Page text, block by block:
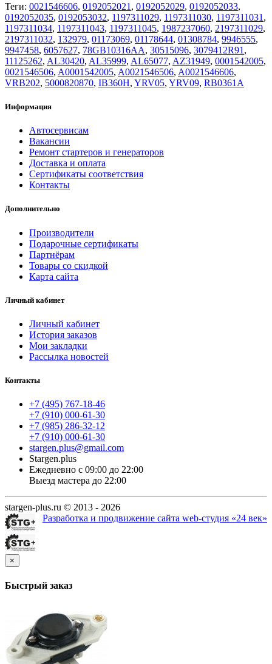
Теги: 0021546606, 0192052021 , 0192052029, 0192052033,
0192052035, 0192053032, 1197311029, 1197311030, 1197311031 ,
1197311034, 1197311043, 1197311045, 1987237060, 2197311029,
2197311032, 132979, 01173069, 01178644, 01308784, 9946555,
9947458, 6057627, 78GB10316AA, 30515096, 3079412R91 ,
11125262, AL30420, AL35999, AL65077, AZ31949, 0001542005,
0021546506, A0001542005, A0021546506, A0021546606,
VRB202, 5000820870, IB360H, YRV05, YRV09, RB0361A
Информация
Автосервисам
Вакансии
Ремонт стартеров и генераторов
Доставка и оплата
Сертификаты соответствия
Контакты
Дополнительно
Производители
Подарочные сертификаты
Партнёрам
Товары со скидкой
Карта сайта
Личный кабинет
Личный кабинет
История заказов
Мои закладки
Рассылка новостей
Контакты
+7 (495) 767-18-46
+7 (910) 000-61-30
+7 (985) 286-32-12
+7 (910) 000-61-30
stargen.plus@gmail.com
Stargen.plus
Ежедневно с 09:00 до 22:00
Выезд мастера до 22:00
stargen-plus.ru © 2013 - 2026
Разработка и продвижение сайта web-студия «24 век»
×
Быстрый заказ